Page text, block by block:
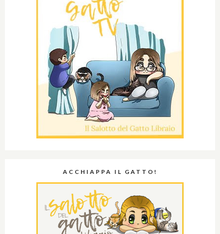
ACCHIAPPA IL GATTO!